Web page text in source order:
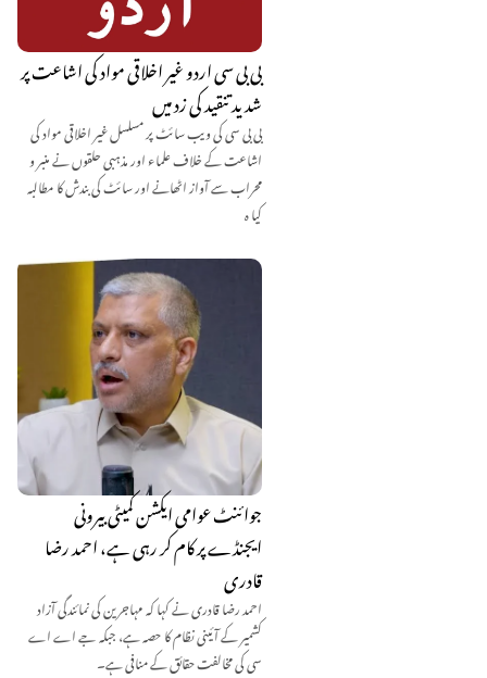
بی بی سی اردو غیر اخلاقی مواد کی اشاعت پر
شدید تنقید کی زد میں
بی بی سی کی ویب سائٹ پر مسلسل غیر اخلاقی مواد کی
اشاعت کے خلاف علماء اور مذہبی حلقوں نے منبر و
محراب سے آواز اٹھانے اور سائٹ کی بندش کا مطالبہ
کیا ہ
جوائنٹ عوامی ایکشن کمیٹی بیرونی
ایجنڈے پر کام کر رہی ہے، احمد رضا
قادری
احمد رضا قادری نے کہا کہ مہاجرین کی نمائندگی آزاد
کشمیر کے آئینی نظام کا حصہ ہے، جبکہ جے اے اے
سی کی مخالفت حقائق کے منافی ہے۔